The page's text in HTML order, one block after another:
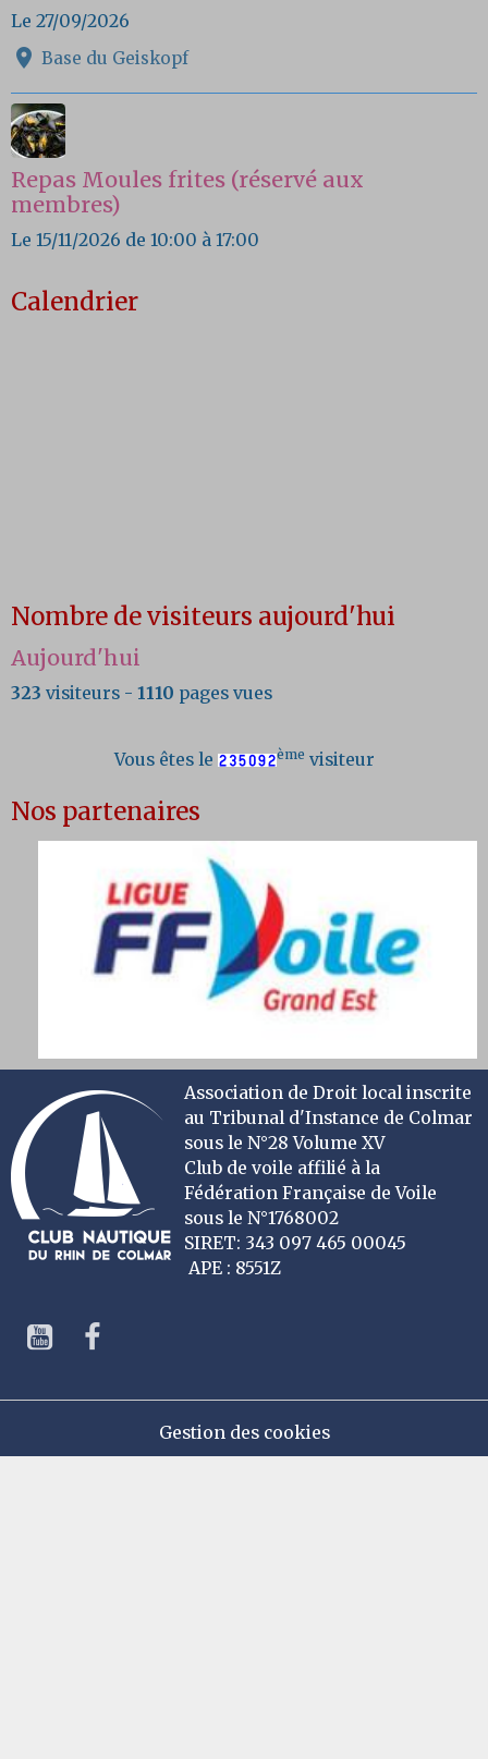
Le 27/09/2026
Base du Geiskopf
Repas Moules frites (réservé aux
membres)
Le 15/11/2026 de 10:00 à 17:00
Calendrier
Nombre de visiteurs aujourd'hui
Aujourd'hui
323 visiteurs - 1110 pages vues
Vous êtes le ème visiteur
Nos partenaires
Association de Droit local inscrite
au Tribunal d'Instance de Colmar
sous le N°28 Volume XV
Club de voile affilié à la
Fédération Française de Voile
sous le N°1768002
SIRET: 343 097 465 00045
APE : 8551Z
Gestion des cookies